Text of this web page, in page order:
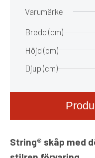
String® skåp med
Varumärke
Bredd (cm)
Höjd (cm)
Djup (cm)